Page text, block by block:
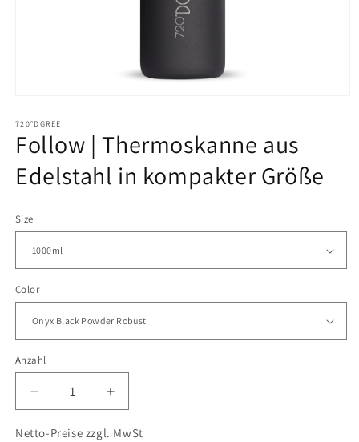
in
Modal
öffnen
720°DGREE
Follow | Thermoskanne aus
Edelstahl in kompakter Größe
Size
Color
Anzahl
Verringere
die
Menge
Erhöhe
die
Menge
Netto-Preise zzgl. MwSt
Möchten
Sie
die
Flaschen
Namen,
Kürzeln,
Nummern
oder
dergleichen
personalisieren?